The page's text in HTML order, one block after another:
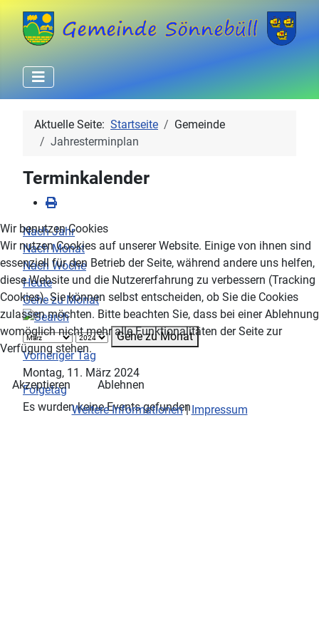
Aktuelle Seite: Startseite
Gemeinde
Jahresterminplan
Terminkalender
Nach Jahr
Nach Monat
Nach Woche
Heute
Gehe zu Monat
Gehe zu Monat
Vorheriger Tag
Montag, 11. März 2024
Folgetag
Es wurden keine Events gefunden
Wir benutzen Cookies
Wir nutzen Cookies auf unserer Website. Einige von ihnen sind
essenziell für den Betrieb der Seite, während andere uns helfen,
diese Website und die Nutzererfahrung zu verbessern (Tracking
Cookies). Sie können selbst entscheiden, ob Sie die Cookies
zulassen möchten. Bitte beachten Sie, dass bei einer Ablehnung
womöglich nicht mehr alle Funktionalitäten der Seite zur
Verfügung stehen.
Akzeptieren
Ablehnen
Weitere Informationen|Impressum